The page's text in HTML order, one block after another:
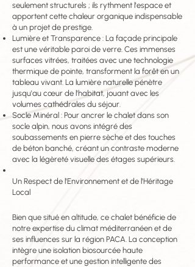
seulement structurels ; ils rythment l'espace et
apportent cette chaleur organique indispensable
à un projet de prestige.
Lumière et Transparence : La façade principale
est une véritable paroi de verre. Ces immenses
surfaces vitrées, traitées avec une technologie
thermique de pointe, transforment la forêt en un
tableau vivant. La lumière naturelle pénètre
jusqu'au cœur de l'habitat, jouant avec les
volumes cathédrales du séjour.
Socle Minéral : Pour ancrer le chalet dans son
socle alpin, nous avons intégré des
soubassements en pierre sèche et des touches
de béton banché, créant un contraste moderne
avec la légèreté visuelle des étages supérieurs.
Un Respect de l'Environnement et de l'Héritage
Local
Bien que situé en altitude, ce chalet bénéficie de
notre expertise du climat méditerranéen et de
ses influences sur la région PACA. La conception
intègre une isolation biosourcée haute
performance et une gestion intelligente des